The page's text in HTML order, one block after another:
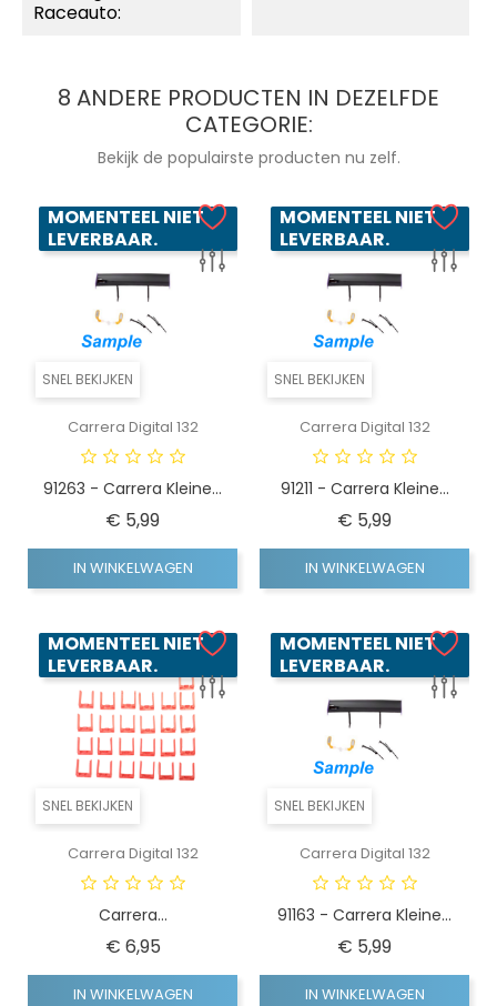
Raceauto:
8 ANDERE PRODUCTEN IN DEZELFDE
CATEGORIE:
Bekijk de populairste producten nu zelf.
SNEL BEKIJKEN
MOMENTEEL NIET
LEVERBAAR.
Carrera Digital 132
91263 - Carrera Kleine...
€ 5,99Prijs
IN WINKELWAGEN
SNEL BEKIJKEN
MOMENTEEL NIET
LEVERBAAR.
Carrera Digital 132
91211 - Carrera Kleine...
€ 5,99Prijs
IN WINKELWAGEN
SNEL BEKIJKEN
MOMENTEEL NIET
LEVERBAAR.
Carrera Digital 132
Carrera...
€ 6,95Prijs
IN WINKELWAGEN
SNEL BEKIJKEN
MOMENTEEL NIET
LEVERBAAR.
Carrera Digital 132
91163 - Carrera Kleine...
€ 5,99Prijs
IN WINKELWAGEN